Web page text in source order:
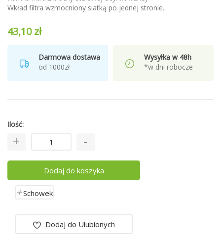
Wkład filtra wzmocniony siatką po jednej stronie.
43,10 zł
Darmowa dostawa
od 1000zł
Wysyłka w 48h
*w dni robocze
Ilość
Dodaj do koszyka
Schowek
Dodaj do Ulubionych